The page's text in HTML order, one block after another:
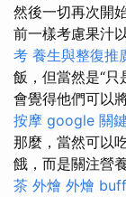
然後一切再次開
前一樣考慮果汁
考 養生與整復推
飯，但當然是“只
會覺得他們可以
按摩 google 關
那麼，當然可以
餓，而是關注營
茶 外燴 外燴